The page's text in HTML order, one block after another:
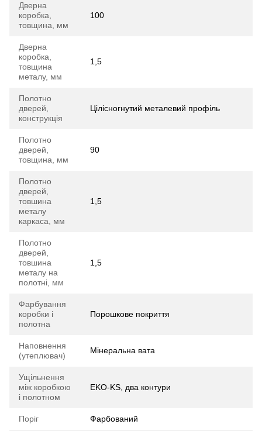
Дверна
коробка,
товщина, мм
100
Дверна
коробка,
товщина
металу, мм
1,5
Полотно
дверей,
конструкція
Цілісногнутий металевий профіль
Полотно
дверей,
товщина, мм
90
Полотно
дверей,
товшина
металу
каркаса, мм
1,5
Полотно
дверей,
товшина
металу на
полотні, мм
1,5
Фарбування
коробки і
полотна
Порошкове покриття
Наповнення
(утеплювач)
Мінеральна вата
Ущільнення
між коробкою
і полотном
EKO-KS, два контури
Поріг Фарбований